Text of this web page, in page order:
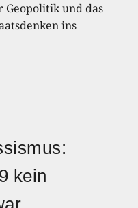
Geopolitik und das
ins
kein